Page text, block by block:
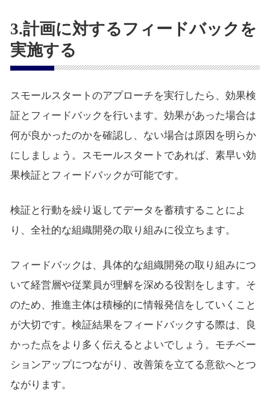
3.計画に対するフィードバックを
実施する
スモールスタートのアプローチを実行したら、効果検
証とフィードバックを行います。効果があった場合は
何が良かったのかを確認し、ない場合は原因を明らか
にしましょう。スモールスタートであれば、素早い効
果検証とフィードバックが可能です。
検証と行動を繰り返してデータを蓄積することによ
り、全社的な組織開発の取り組みに役立ちます。
フィードバックは、具体的な組織開発の取り組みにつ
いて経営層や従業員が理解を深める役割をします。そ
のため、推進主体は積極的に情報発信をしていくこと
が大切です。検証結果をフィードバックする際は、良
かった点をより多く伝えるとよいでしょう。モチベー
ションアップにつながり、改善策を立てる意欲へとつ
ながります。